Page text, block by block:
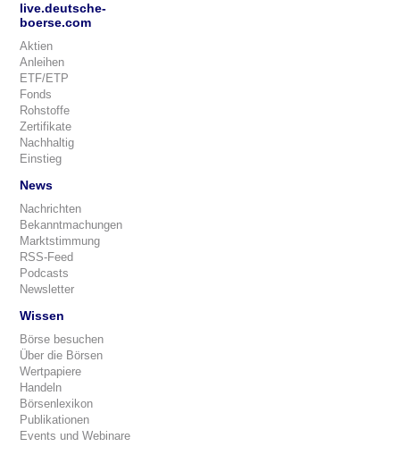
live.deutsche-
boerse.com
Aktien
Anleihen
ETF/ETP
Fonds
Rohstoffe
Zertifikate
Nachhaltig
Einstieg
News
Nachrichten
Bekanntmachungen
Marktstimmung
RSS-Feed
Podcasts
Newsletter
Wissen
Börse besuchen
Über die Börsen
Wertpapiere
Handeln
Börsenlexikon
Publikationen
Events und Webinare